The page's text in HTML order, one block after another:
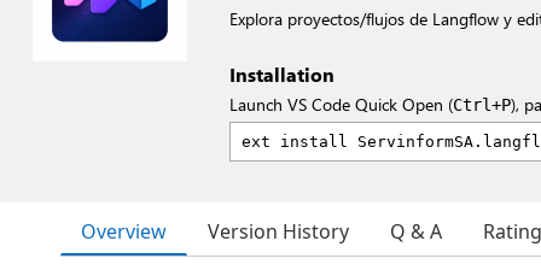
Explora proyectos/flujos de Langflow y
Installation
Launch VS Code Quick Open (Ctrl+P),
Overview Version History Q & A